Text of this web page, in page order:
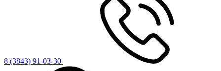
8 (3843) 91-03-30